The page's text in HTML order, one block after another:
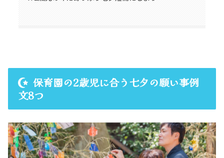
保育園の2歳児に合う七夕の願い事例
文8つ